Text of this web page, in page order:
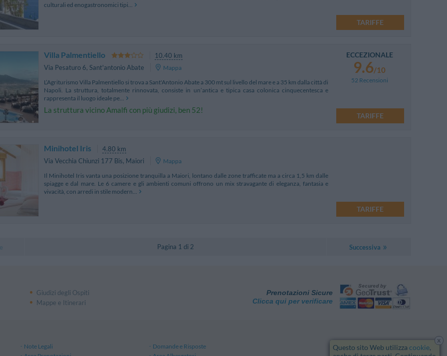
culturali ed enogastronomici tipi...
TARIFFE
Villa Palmentiello
10.40 km
Via Pesaturo 6, Sant'antonio Abate
Mappa
L’Agriturismo Villa Palmentiello si trova a Sant'Antonio Abate a 300 mt sul livello del mare e a 35 km dalla città di
Napoli. La struttura, totalmente rinnovata, consiste in un’antica e tipica casa colonica cinquecentesca e
rappresenta il luogo ideale pe...
La struttura vicino Amalfi con più giudizi, ben 52!
ECCEZIONALE
9.6/10
52 Recensioni
TARIFFE
Minihotel Iris
4.80 km
Via Vecchia Chiunzi 177 Bis, Maiori
Mappa
Il Minihotel Iris vanta una posizione tranquilla a Maiori, lontano dalle zone trafficate ma a circa 1,5 km dalle
spiagge e dal mare. Le 6 camere e gli ambienti comuni offrono un mix stravagante di eleganza, fantasia e
vivacità, con arredi in stile modern...
TARIFFE
Pagina 1 di 2 Successiva
Giudizi degli Ospiti
Mappe e Itinerari
Prenotazioni Sicure
Clicca qui per verificare
Note Legali
Domande e Risposte
x
Questo sito Web utilizza cookie,